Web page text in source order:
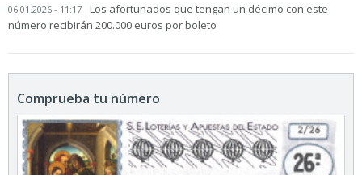
06.01.2026 - 11:17
Los afortunados que tengan un décimo con este
número recibirán 200.000 euros por boleto
Comprueba tu número